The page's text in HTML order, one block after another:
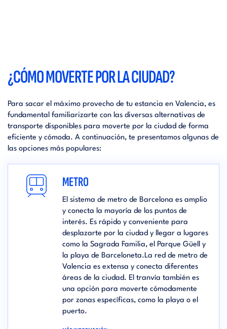
¿CÓMO MOVERTE POR LA CIUDAD?
Para sacar el máximo provecho de tu estancia en Valencia, es
fundamental familiarizarte con las diversas alternativas de
transporte disponibles para moverte por la ciudad de forma
eficiente y cómoda. A continuación, te presentamos algunas de
las opciones más populares:
METRO
El sistema de metro de Barcelona es amplio
y conecta la mayoría de los puntos de
interés. Es rápido y conveniente para
desplazarte por la ciudad y llegar a lugares
como la Sagrada Familia, el Parque Güell y
la playa de Barceloneta.La red de metro de
Valencia es extensa y conecta diferentes
áreas de la ciudad. El tranvía también es
una opción para moverte cómodamente
por zonas específicas, como la playa o el
puerto.